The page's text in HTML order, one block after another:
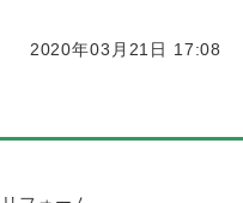
2020年03月21日 17:08